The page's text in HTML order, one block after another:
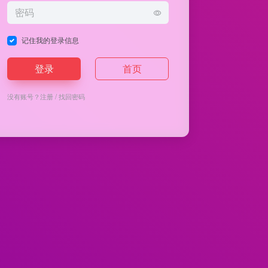
记住我的登录信息
登录 首页
没有账号？注册/找回密码